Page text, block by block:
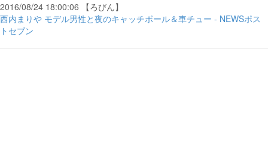
2016/08/24 18:00:06 【ろびん】
西内まりや モデル男性と夜のキャッチボール＆車チュー - NEWSポス
トセブン